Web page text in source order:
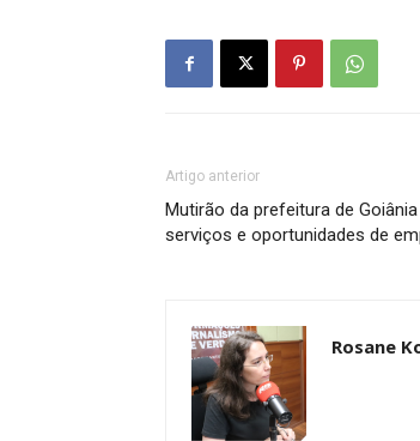
Artigo anterior
Mutirão da prefeitura de
serviços e oportunidades de
Rosane